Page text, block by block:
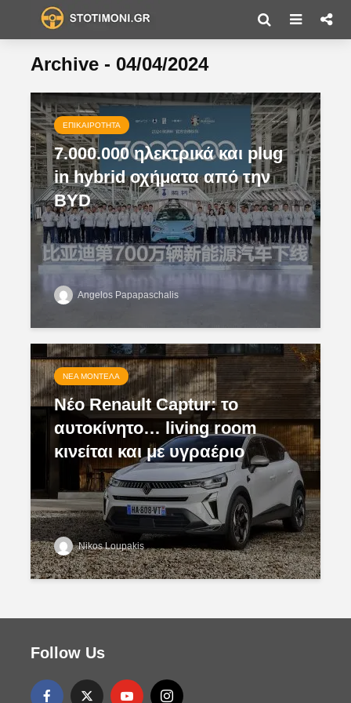
Archive - 04/04/2024
ΕΠΙΚΑΙΡΌΤΗΤΑ
7.000.000 ηλεκτρικά και plug
in hybrid οχήματα από την
BYD
Angelos Papapaschalis
ΝΈΑ ΜΟΝΤΈΛΑ
Νέο Renault Captur: το
αυτοκίνητο… living room
κινείται και με υγραέριο
Nikos Loupakis
Follow Us